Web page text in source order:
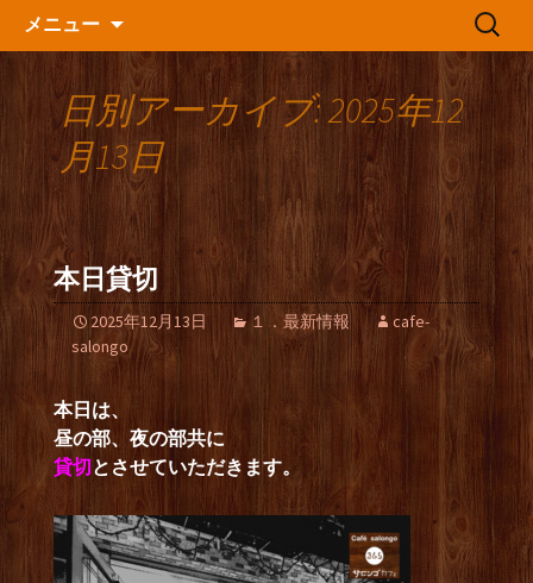
メニュー
検
日別アーカイブ: 2025年12
月13日
本日貸切
2025年12月13日 １．最新情報
cafe-
salongo
本日は、
昼の部、夜の部共に
貸切とさせていただきます。